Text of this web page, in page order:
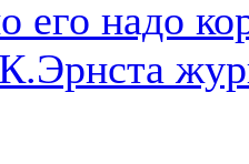
его надо